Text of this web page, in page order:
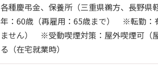
各種慶弔金、保養所（三重県鵜方、長野県
年：60歳（再雇用：65歳まで） ※転勤：
ません） ※受動喫煙対策：屋外喫煙可（
る（在宅就業時）